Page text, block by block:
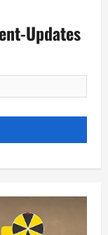
Updates